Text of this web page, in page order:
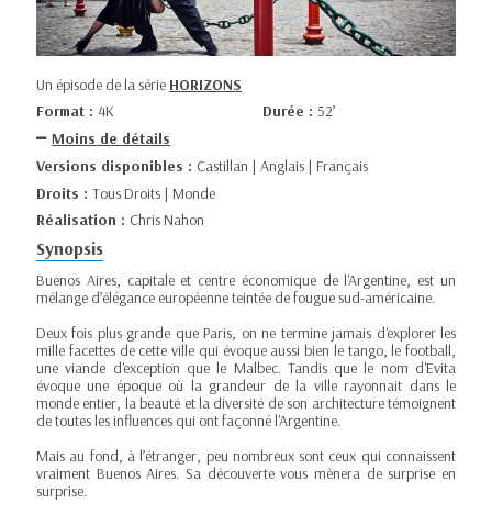
Un épisode de la série HORIZONS
Format : 4K Durée : 52’
Moins de détails
Versions disponibles : Castillan | Anglais | Français
Droits : Tous Droits | Monde
Réalisation : Chris Nahon
Synopsis
Buenos Aires, capitale et centre économique de l'Argentine, est un
mélange d’élégance européenne teintée de fougue sud-américaine.
Deux fois plus grande que Paris, on ne termine jamais d'explorer les
mille facettes de cette ville qui évoque aussi bien le tango, le football,
une viande d'exception que le Malbec. Tandis que le nom d'Evita
évoque une époque où la grandeur de la ville rayonnait dans le
monde entier, la beauté et la diversité de son architecture témoignent
de toutes les influences qui ont façonné l'Argentine.
Mais au fond, à l’étranger, peu nombreux sont ceux qui connaissent
vraiment Buenos Aires. Sa découverte vous mènera de surprise en
surprise.